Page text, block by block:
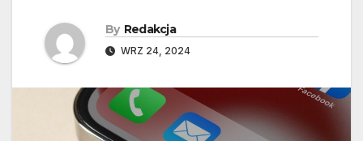
By Redakcja
WRZ 24, 2024